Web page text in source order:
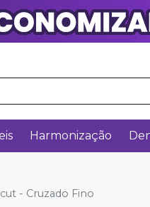
Harmonização
- Cruzado Fino